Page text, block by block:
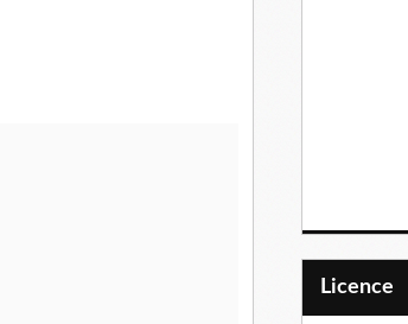
Licence